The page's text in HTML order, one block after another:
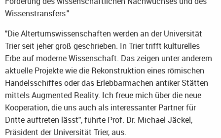
Wissenstransfers."
"Die Altertumswissenschaften werden an der Universität
Trier seit jeher groß geschrieben. In Trier trifft kulturelles
Erbe auf moderne Wissenschaft. Das zeigen unter anderem
aktuelle Projekte wie die Rekonstruktion eines römischen
Handelsschiffes oder das Erlebbarmachen antiker Stätten
mittels Augmented Reality. Ich freue mich über die neue
Kooperation, die uns auch als interessanter Partner für
Dritte auftreten lässt", führte Prof. Dr. Michael Jäckel,
Präsident der Universität Trier, aus.